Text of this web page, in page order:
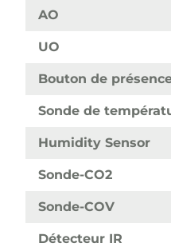
AO
UO
Bouton de
Sonde de
Humidity Sensor
Sonde-CO2
Sonde-COV
Détecteur IR